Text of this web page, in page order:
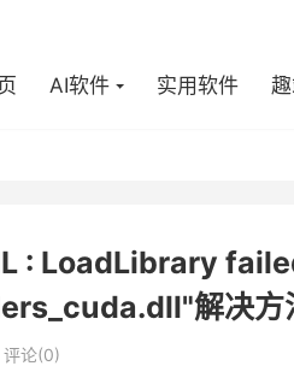
AI软件 实用软件
: LoadLibrary
解决方
评论(0)